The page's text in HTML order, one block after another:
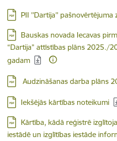
Lejupielādēt:
PII ''Dartija'' pašnovērtējuma
Lejupielādēt:
Bauskas novada Iecavas
“Dartija” attīstības plāns 2025./
gadam
Lejupielādēt:
Audzināšanas darba plāns
Lejupielādēt:
Iekšējās kārtības noteikumi
Lejupielādēt:
Kārtība, kādā reģistrē
iestādē un izglītības iestāde